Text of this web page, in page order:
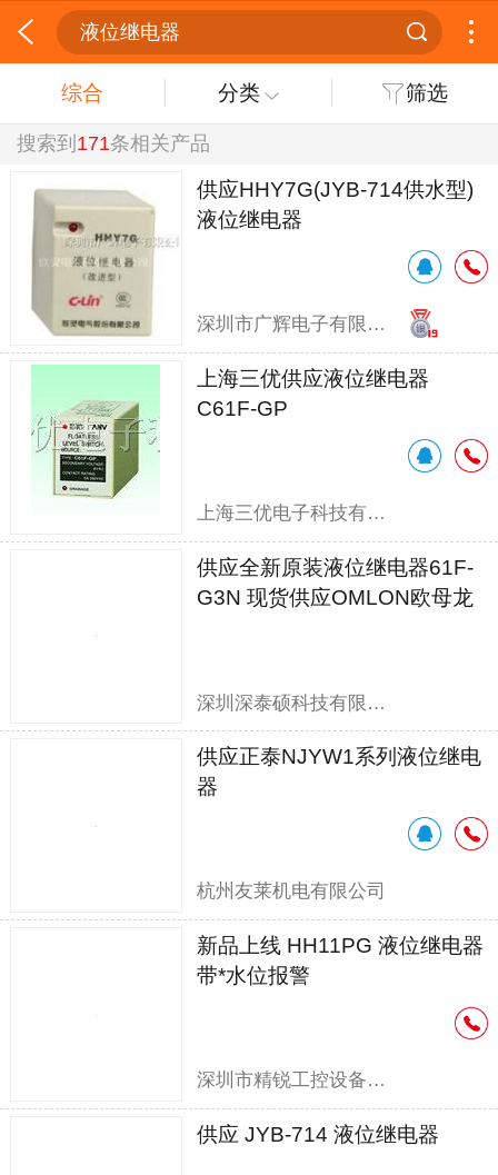
液位继电器
综合 分类 筛选
搜索到 171条相关产品
供应HHY7G(JYB-714供水型)
液位继电器
深圳市广辉电子有限公司
上海三优供应液位继电器
C61F-GP
上海三优电子科技有限公司
供应全新原装液位继电器61F-
G3N 现货供应OMLON欧母龙
深圳深泰硕科技有限公司
供应正泰NJYW1系列液位继电
器
杭州友莱机电有限公司
新品上线 HH11PG 液位继电器
带*水位报警
深圳市精锐工控设备有限公司
供应 JYB-714 液位继电器